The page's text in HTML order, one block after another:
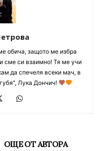
обича, защото ме избра
сме си взаимно! Тя ме учи
да спечеля всеки мач, в
Лука Дончич!
ОЩЕ ОТ АВТОРА